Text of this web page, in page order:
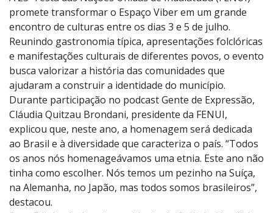
A 23ª Festa das Nações Unidas de Indaiatuba (FENUI)
promete transformar o Espaço Viber em um grande
encontro de culturas entre os dias 3 e 5 de julho.
Reunindo gastronomia típica, apresentações folclóricas
e manifestações culturais de diferentes povos, o evento
busca valorizar a história das comunidades que
ajudaram a construir a identidade do município.
Durante participação no podcast Gente de Expressão,
Cláudia Quitzau Brondani, presidente da FENUI,
explicou que, neste ano, a homenagem será dedicada
ao Brasil e à diversidade que caracteriza o país. “Todos
os anos nós homenageávamos uma etnia. Este ano não
tinha como escolher. Nós temos um pezinho na Suíça,
na Alemanha, no Japão, mas todos somos brasileiros”,